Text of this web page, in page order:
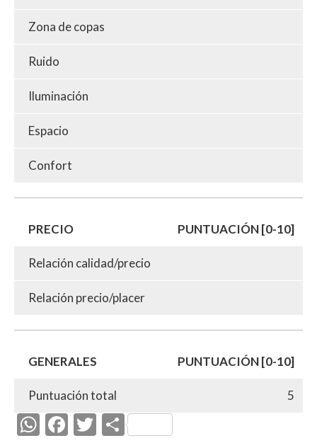
Zona de copas
Ruido
Iluminación
Espacio
Confort
PRECIO PUNTUACIÓN [0-10]
Relación calidad/precio
Relación precio/placer
GENERALES PUNTUACIÓN [0-10]
Puntuación total 5
W F
T C